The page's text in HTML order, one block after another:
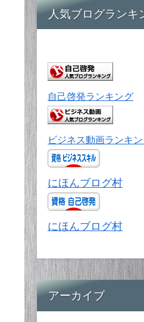
人気ブログランキ
自己啓発ランキング
ビジネス動画ランキ
にほんブログ村
にほんブログ村
アーカイブ